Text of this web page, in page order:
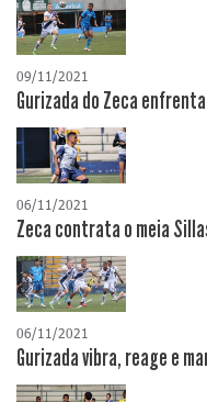
09/11/2021
Gurizada do Zeca
06/11/2021
Zeca contrata o meia
06/11/2021
Gurizada vibra, reage e